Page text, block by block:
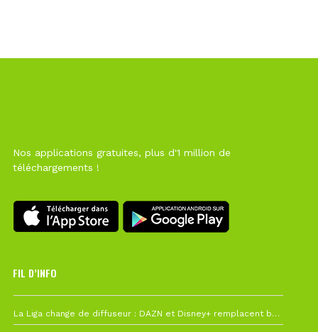
Nos applications gratuites, plus d'1 million de
téléchargements !
FIL D’INFO
La Liga change de diffuseur : DAZN et Disney+ remplacent beIN Sports !